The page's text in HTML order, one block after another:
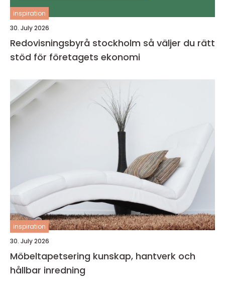
inspiration
30. July 2026
Redovisningsbyrå stockholm så väljer du rätt
stöd för företagets ekonomi
inspiration
30. July 2026
Möbeltapetsering kunskap, hantverk och
hållbar inredning